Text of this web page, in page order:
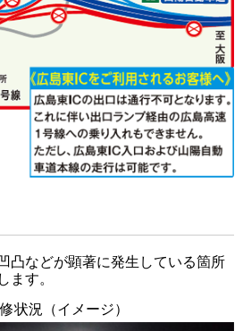
凸などが顕著に発生している箇所
ます。
状況（イメージ）